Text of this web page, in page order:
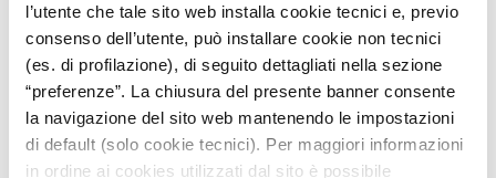
l’utente che tale sito web installa cookie tecnici e, previo
consenso dell’utente, può installare cookie non tecnici
(es. di profilazione), di seguito dettagliati nella sezione
“preferenze”. La chiusura del presente banner consente
la navigazione del sito web mantenendo le impostazioni
di default (solo cookie tecnici). Per maggiori informazioni
in ordine ai cookies utilizzati dal sito è possibile
rc::f Google
Questo cookie è
usato per
distinguere tra
umani e robot.
Persist
ente
wordpres
s_test_co
www.cent
rodabruzz
Utilizzato per
verificare se il
Sessio